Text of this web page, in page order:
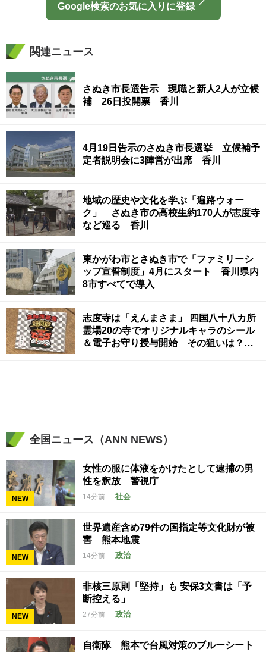
Google検索のお気に入りに登録
関連ニュース
さぬき市長選告示 現職と新人2人が立候
補 26日投開票 香川
4月19日告示のさぬき市長選挙 立候補予
定者説明会に3陣営が出席 香川
地域の歴史や文化を学ぶ「遍路ウォー
ク」 さぬき市の高校生約170人が志度寺
など巡る 香川
東かがわ市とさぬき市で「ファミリーシ
ップ宣誓制度」4月にスタート 香川県内
8市すべてで導入
志度寺は「えんまさま」 四国八十八カ所
霊場20の寺でオリジナルキャラのシール
＆電子お守り授与開始 その狙いは？
全国ニュース（ANN NEWS）
NEW
女性の服に体液をかけたとして逮捕の男
性を釈放 警視庁
14分前 社会
NEW
世界遺産含め79件の国指定等文化財が被
害 熊本地震
14分前 政治
NEW
非核三原則「堅持」も 安保3文書は「予
断控える」
27分前 政治
自衛隊 熊本で台風対策のブルーシート